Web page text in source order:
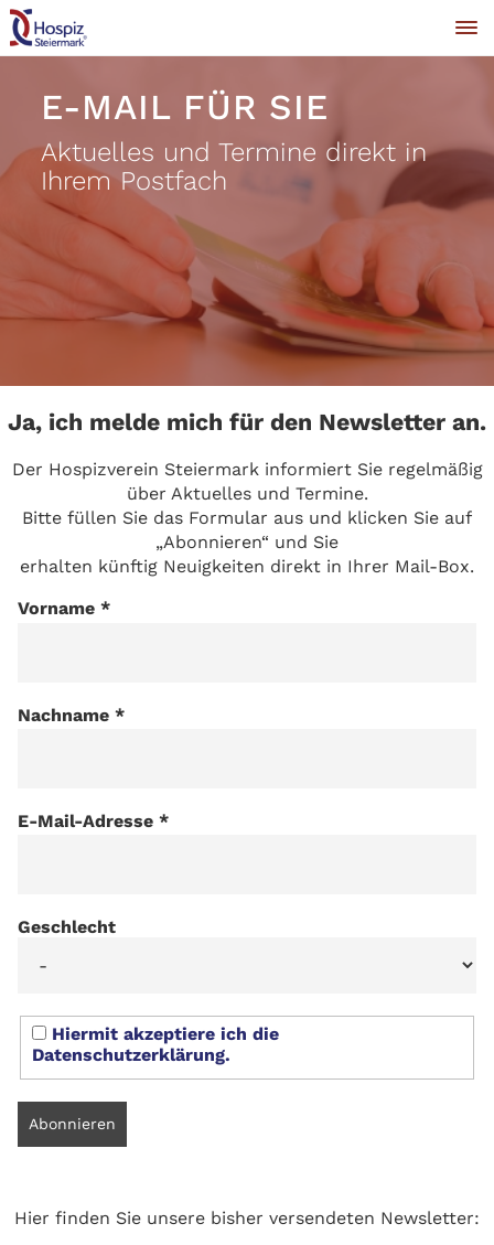
E-MAIL FÜR SIE
Aktuelles und Termine direkt in
Ihrem Postfach
Ja, ich melde mich für den Newsletter an.
Der Hospizverein Steiermark informiert Sie regelmäßig
über Aktuelles und Termine.
Bitte füllen Sie das Formular aus und klicken Sie auf
„Abonnieren“ und Sie
erhalten künftig Neuigkeiten direkt in Ihrer Mail-Box.
Vorname *
Nachname *
E-Mail-Adresse *
Geschlecht
Hiermit akzeptiere ich die
Datenschutzerklärung.
Hier finden Sie unsere bisher versendeten Newsletter: